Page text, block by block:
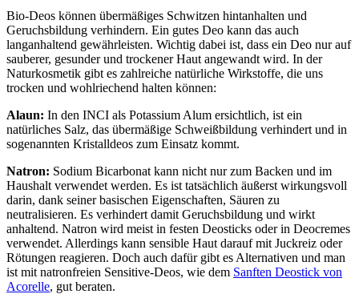
Bio-Deos können übermäßiges Schwitzen hintanhalten und
Geruchsbildung verhindern. Ein gutes Deo kann das auch
langanhaltend gewährleisten. Wichtig dabei ist, dass ein Deo nur auf
sauberer, gesunder und trockener Haut angewandt wird. In der
Naturkosmetik gibt es zahlreiche natürliche Wirkstoffe, die uns
trocken und wohlriechend halten können:
Alaun: In den INCI als Potassium Alum ersichtlich, ist ein
natürliches Salz, das übermäßige Schweißbildung verhindert und in
sogenannten Kristalldeos zum Einsatz kommt.
Natron: Sodium Bicarbonat kann nicht nur zum Backen und im
Haushalt verwendet werden. Es ist tatsächlich äußerst wirkungsvoll
darin, dank seiner basischen Eigenschaften, Säuren zu
neutralisieren. Es verhindert damit Geruchsbildung und wirkt
anhaltend. Natron wird meist in festen Deosticks oder in Deocremes
verwendet. Allerdings kann sensible Haut darauf mit Juckreiz oder
Rötungen reagieren. Doch auch dafür gibt es Alternativen und man
ist mit natronfreien Sensitive-Deos, wie dem Sanften Deostick von
Acorelle, gut beraten.